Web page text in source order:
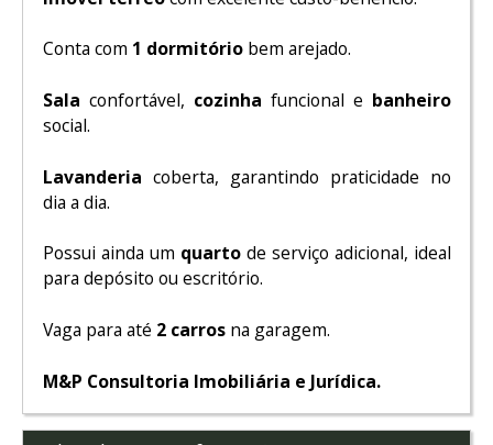
Conta com 1 dormitóriobem arejado.
Sala confortável, cozinha funcional e banheiro
social.
Lavanderia coberta, garantindo praticidade no
dia a dia.
Possui ainda um quartode serviço adicional, ideal
para depósito ou escritório.
Vaga para até 2 carrosna garagem.
M&P Consultoria Imobiliária e Jurídica.